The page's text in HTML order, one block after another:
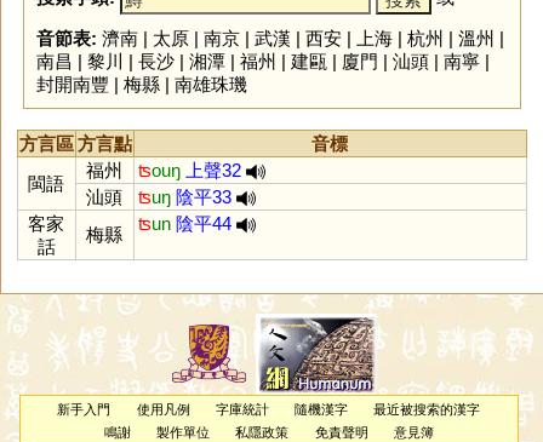
音節表: 濟南| 太原| 南京| 武漢 | 西安| 上海| 杭州 | 溫州 |
南昌 | 黎川 | 長沙| 湘潭| 福州 | 建甌 | 廈門 | 汕頭| 南寧|
封開南豐 | 梅縣| 南雄珠璣
方言區方言點
音標
閩語
福州 ʦouŋ
上聲32
汕頭
ʦuŋ 陰平33
客家
話
梅縣
ʦun 陰平44
新手入門 使用凡例 字庫統計 隨機漢字
最近被搜索的漢字
鳴謝
製作單位 私隱政策 免責聲明 意見簿